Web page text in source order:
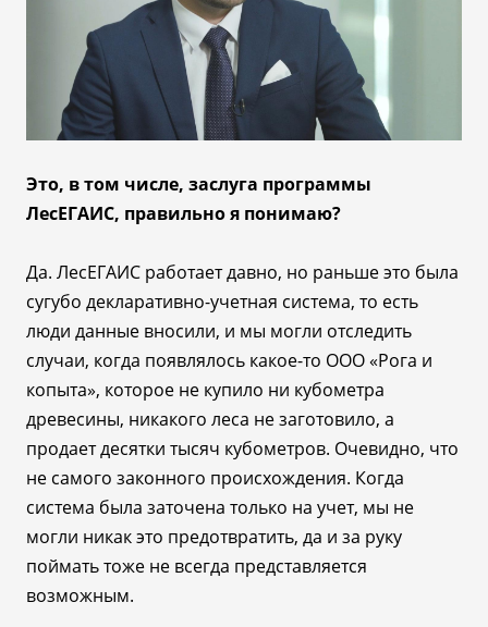
Это, в том числе, заслуга программы
ЛесЕГАИС, правильно я понимаю?
Да. ЛесЕГАИС работает давно, но раньше это была
сугубо декларативно-учетная система, то есть
люди данные вносили, и мы могли отследить
случаи, когда появлялось какое-то ООО «Рога и
копыта», которое не купило ни кубометра
древесины, никакого леса не заготовило, а
продает десятки тысяч кубометров. Очевидно, что
не самого законного происхождения. Когда
система была заточена только на учет, мы не
могли никак это предотвратить, да и за руку
поймать тоже не всегда представляется
возможным.